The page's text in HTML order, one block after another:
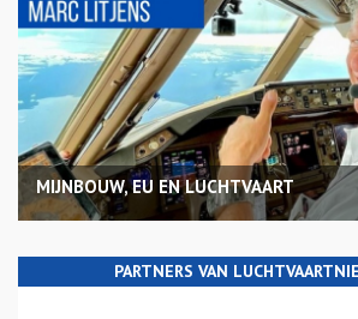
MIJNBOUW, EU EN LUCHTVAART
PARTNERS VAN